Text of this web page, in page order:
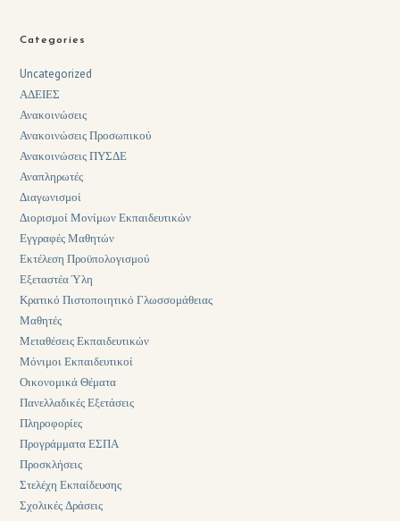
Categories
Uncategorized
ΑΔΕΙΕΣ
Ανακοινώσεις
Ανακοινώσεις Προσωπικού
Ανακοινώσεις ΠΥΣΔΕ
Αναπληρωτές
Διαγωνισμοί
Διορισμοί Μονίμων Εκπαιδευτικών
Εγγραφές Μαθητών
Εκτέλεση Προϋπολογισμού
Εξεταστέα Ύλη
Κρατικό Πιστοποιητικό Γλωσσομάθειας
Μαθητές
Μεταθέσεις Εκπαιδευτικών
Μόνιμοι Εκπαιδευτικοί
Οικονομικά Θέματα
Πανελλαδικές Εξετάσεις
Πληροφορίες
Προγράμματα ΕΣΠΑ
Προσκλήσεις
Στελέχη Εκπαίδευσης
Σχολικές Δράσεις